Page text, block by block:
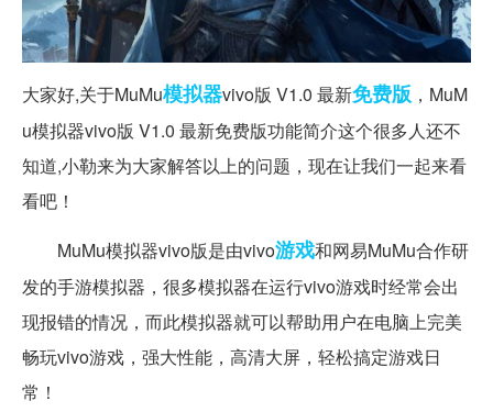
大家好,关于MuMu模拟器vivo版 V1.0 最新免费版 ，MuM
u模拟器vivo版 V1.0 最新免费版功能简介这个很多人还不
知道,小勒来为大家解答以上的问题，现在让我们一起来看
看吧！
MuMu模拟器vivo版是由vivo游戏和网易MuMu合作研
发的手游模拟器，很多模拟器在运行vivo游戏时经常会出
现报错的情况，而此模拟器就可以帮助用户在电脑上完美
畅玩vivo游戏，强大性能，高清大屏，轻松搞定游戏日
常！